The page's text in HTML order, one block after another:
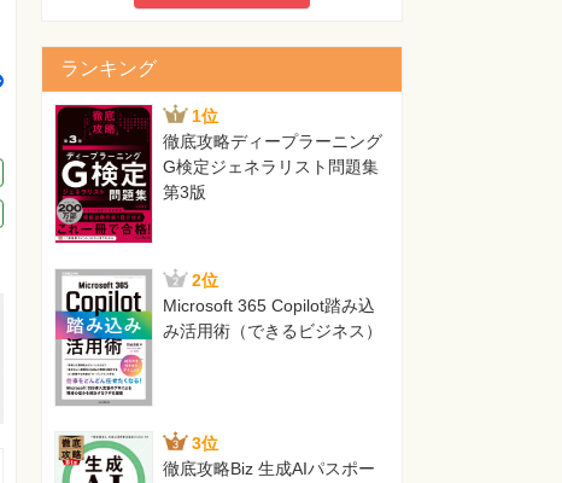
ランキング
1位
徹底攻略ディープラーニング
G検定ジェネラリスト問題集
第3版
2位
Microsoft 365 Copilot踏み込
み活用術（できるビジネス）
3位
徹底攻略Biz 生成AIパスポー